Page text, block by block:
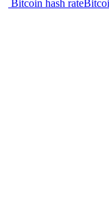
Bitcoin hash rate